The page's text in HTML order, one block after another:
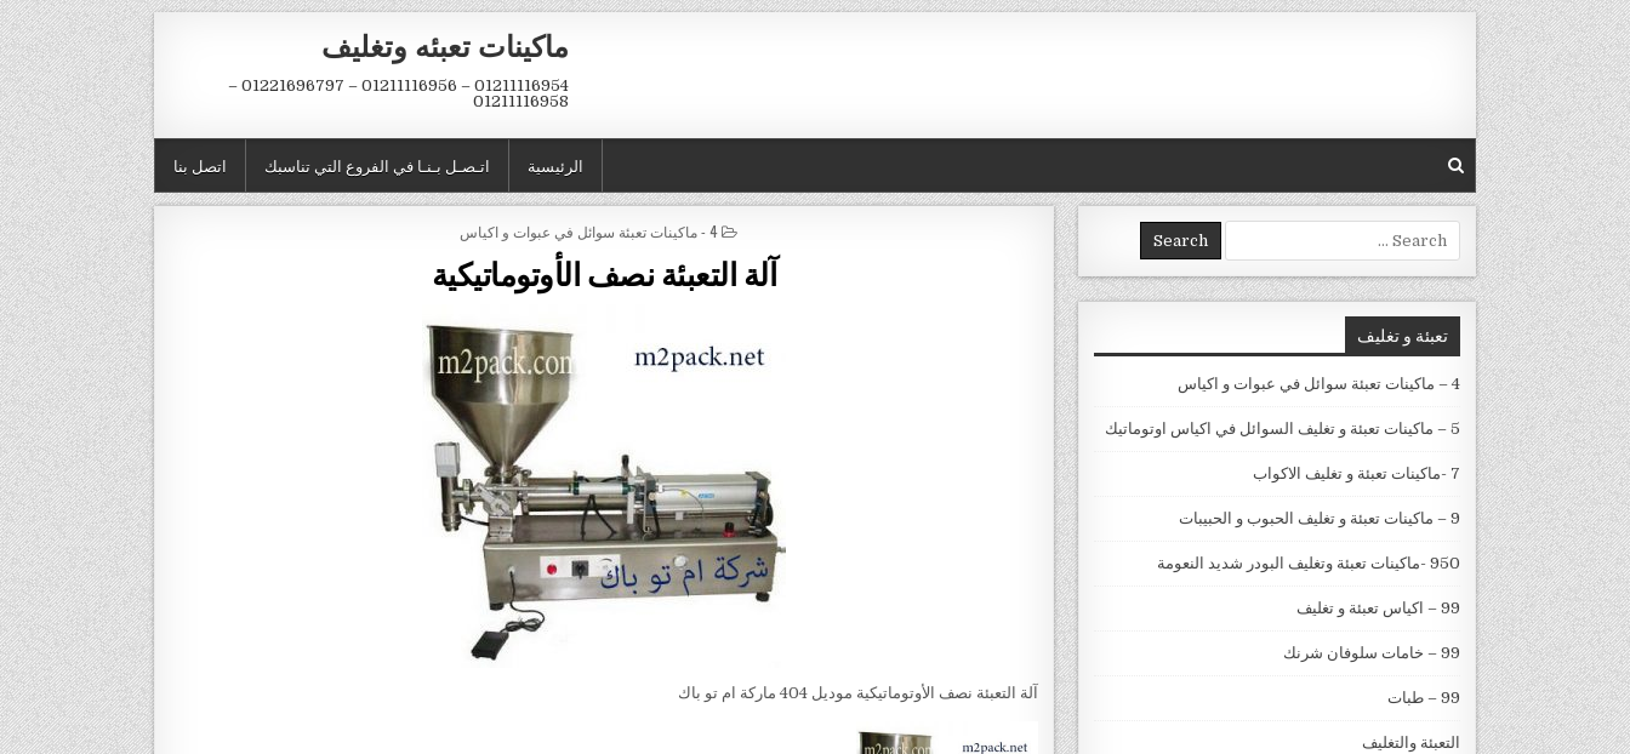
Skip to content
ماكينات تعبئه وتغليف
01211116954 – 01211116956 – 01221696797 –
01211116958
اتصل بنا اتـصـل بـنـا في الفروع التي تناسبك الرئيسية
POSTED IN
4 - ماكينات تعبئة سوائل في عبوات و اكياس
آلة التعبئة نصف الأوتوماتيكية
آلة التعبئة نصف الأوتوماتيكية موديل 404 ماركة ام تو باك
Search for:
تعبئة و تغليف
4 – ماكينات تعبئة سوائل في عبوات و اكياس
5 – ماكينات تعبئة و تغليف السوائل في اكياس اوتوماتيك
7 -ماكينات تعبئة و تغليف الاكواب
9 – ماكينات تعبئة و تغليف الحبوب و الحبيبات
950 -ماكينات تعبئة وتغليف البودر شديد النعومة
99 – اكياس تعبئة و تغليف
99 – خامات سلوفان شرنك
99 – طبات
التعبئة والتغليف